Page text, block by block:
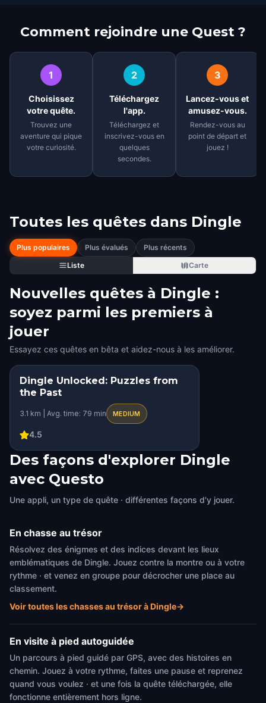
Comment rejoindre une Quest ?
1
Choisissez
votre quête.
Trouvez une
aventure qui pique
votre curiosité.
2
Téléchargez
l'app.
Téléchargez et
inscrivez-vous en
quelques
secondes.
3
Lancez-vous et
amusez-vous.
Rendez-vous au
point de départ et
jouez !
Toutes les quêtes dans Dingle
Plus populaires Plus évalués
Plus récents
Liste
Carte
Nouvelles quêtes à Dingle :
soyez parmi les premiers à
jouer
Essayez ces quêtes en bêta et aidez-nous à les améliorer.
Dingle Unlocked: Puzzles from
the Past
3.1 km | Avg. time: 79 min MEDIUM
4.5
Des façons d'explorer Dingle
avec Questo
Une appli, un type de quête · différentes façons d'y jouer.
En chasse au trésor
Résolvez des énigmes et des indices devant les lieux
emblématiques de Dingle. Jouez contre la montre ou à votre
rythme · et venez en groupe pour décrocher une place au
classement.
Voir toutes les chasses au trésor à Dingle→
En visite à pied autoguidée
Un parcours à pied guidé par GPS, avec des histoires en
chemin. Jouez à votre rythme, faites une pause et reprenez
quand vous voulez · et une fois la quête téléchargée, elle
fonctionne entièrement hors ligne.